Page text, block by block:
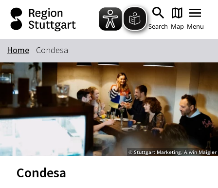
Zum Hauptinhalt springen
Zur Suche springen
Zur Hauptnavigation
Zum Footer springen
Search Map Menu
Keyword
Home Condesa
© Stuttgart Marketing, Alwin Maigler
Condesa